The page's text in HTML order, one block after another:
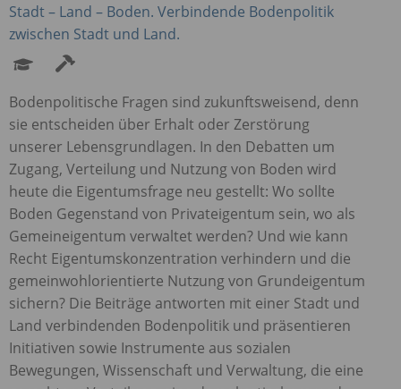
Stadt – Land – Boden. Verbindende Bodenpolitik
zwischen Stadt und Land.
Bodenpolitische Fragen sind zukunftsweisend, denn
sie entscheiden über Erhalt oder Zerstörung
unserer Lebensgrundlagen. In den Debatten um
Zugang, Verteilung und Nutzung von Boden wird
heute die Eigentumsfrage neu gestellt: Wo sollte
Boden Gegenstand von Privateigentum sein, wo als
Gemeineigentum verwaltet werden? Und wie kann
Recht Eigentumskonzentration verhindern und die
gemeinwohlorientierte Nutzung von Grundeigentum
sichern? Die Beiträge antworten mit einer Stadt und
Land verbindenden Bodenpolitik und präsentieren
Initiativen sowie Instrumente aus sozialen
Bewegungen, Wissenschaft und Verwaltung, die eine